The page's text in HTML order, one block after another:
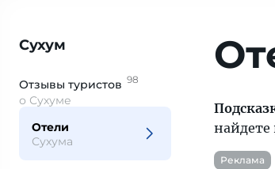
Сухум
Отзывы туристов 98
о Сухуме
Отели
Сухума
найдете
Реклама